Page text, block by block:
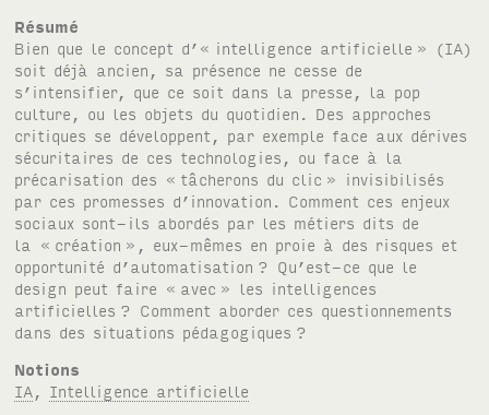
Résumé
Bien que le concept d’« intelligence artificielle » (IA)
soit déjà ancien, sa présence ne cesse de
s’intensifier, que ce soit dans la presse, la pop
culture, ou les objets du quotidien. Des approches
critiques se développent, par exemple face aux dérives
sécuritaires de ces technologies, ou face à la
précarisation des « tâcherons du clic » invisibilisés
par ces promesses d’innovation. Comment ces enjeux
sociaux sont-ils abordés par les métiers dits de
la « création », eux-mêmes en proie à des risques et
opportunité d’automatisation ? Qu’est-ce que le
design peut faire « avec » les intelligences
artificielles ? Comment aborder ces questionnements
dans des situations pédagogiques ?
Notions
IA
Intelligence artificielle